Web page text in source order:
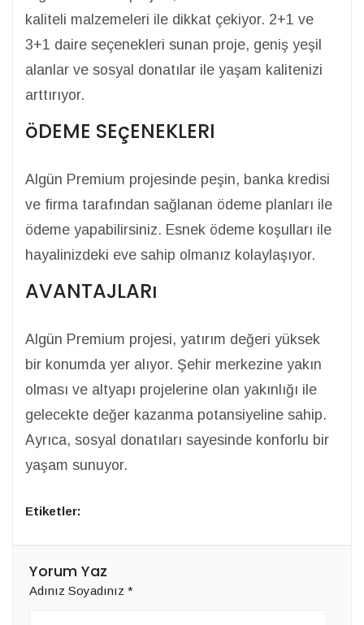
kaliteli malzemeleri ile dikkat çekiyor. 2+1 ve
3+1 daire seçenekleri sunan proje, geniş yeşil
alanlar ve sosyal donatılar ile yaşam kalitenizi
arttırıyor.
öDEME SEçENEKLERI
Algün Premium projesinde peşin, banka kredisi
ve firma tarafından sağlanan ödeme planları ile
ödeme yapabilirsiniz. Esnek ödeme koşulları ile
hayalinizdeki eve sahip olmanız kolaylaşıyor.
AVANTAJLARı
Algün Premium projesi, yatırım değeri yüksek
bir konumda yer alıyor. Şehir merkezine yakın
olması ve altyapı projelerine olan yakınlığı ile
gelecekte değer kazanma potansiyeline sahip.
Ayrıca, sosyal donatıları sayesinde konforlu bir
yaşam sunuyor.
Etiketler:
Yorum Yaz
Adınız Soyadınız *